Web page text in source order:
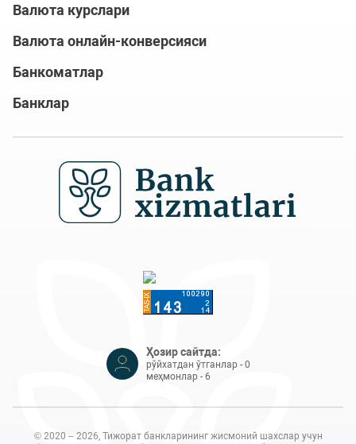
Валюта курслари
Валюта онлайн-конверсияси
Банкоматлар
Банклар
Ҳозир сайтда:
рўйхатдан ўтганлар - 0
меҳмонлар - 6
© 2020 – 2026, Тижорат банкларининг жисмоний шахслар учун